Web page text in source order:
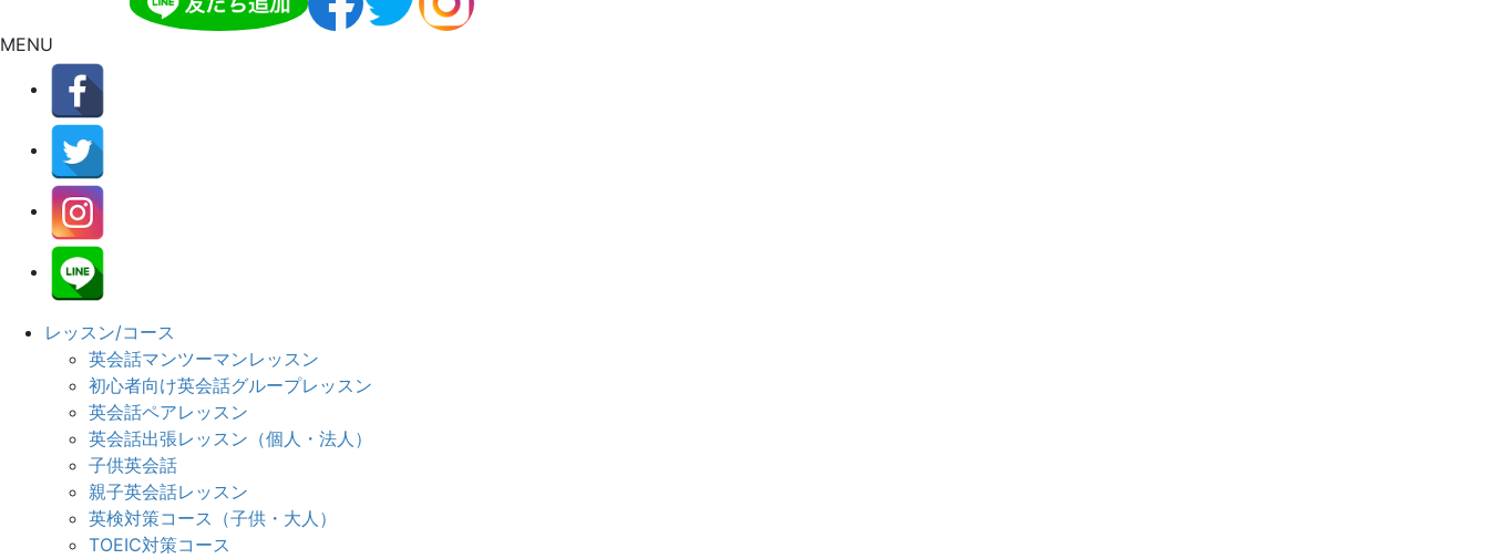
MENU
レッスン/コース
英会話マンツーマンレッスン
初心者向け英会話グループレッスン
英会話ペアレッスン
英会話出張レッスン（個人・法人）
子供英会話
親子英会話レッスン
英検対策コース（子供・大人）
TOEIC対策コース